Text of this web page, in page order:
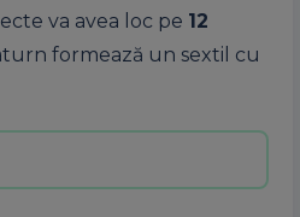
va avea loc pe 12
formează un sextil cu